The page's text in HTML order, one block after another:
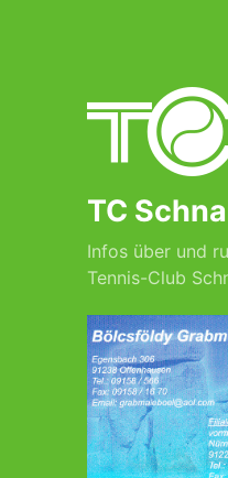
TC
Infos über und
Tennis-Club